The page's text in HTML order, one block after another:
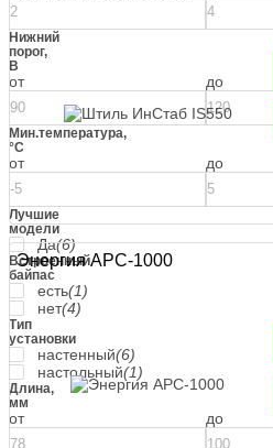
Нижний
порог,
В
от до
Мин.температура,
°С
от до
Лучшие
модели
Да(6)
Встроенный
байпас
есть(1)
нет(4)
Тип
установки
настенный(6)
настольный(1)
Длина,
мм
от до
Энергия АРС-1000